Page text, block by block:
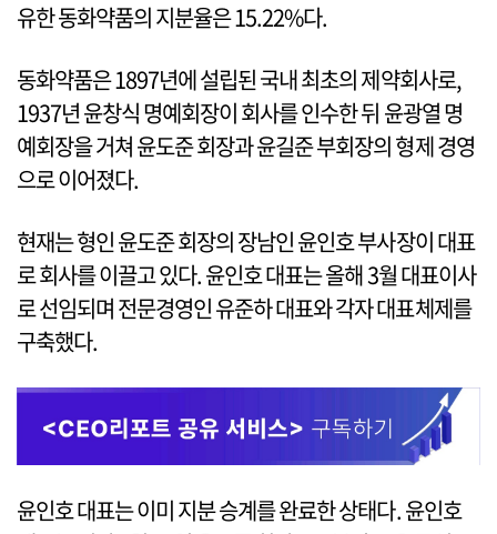
유한 동화약품의 지분율은 15.22%다.
동화약품은 1897년에 설립된 국내 최초의 제약회사로,
1937년 윤창식 명예회장이 회사를 인수한 뒤 윤광열 명
예회장을 거쳐 윤도준 회장과 윤길준 부회장의 형제 경영
으로 이어졌다.
현재는 형인 윤도준 회장의 장남인 윤인호 부사장이 대표
로 회사를 이끌고 있다. 윤인호 대표는 올해 3월 대표이사
로 선임되며 전문경영인 유준하 대표와 각자 대표체제를
구축했다.
윤인호 대표는 이미 지분 승계를 완료한 상태다. 윤인호